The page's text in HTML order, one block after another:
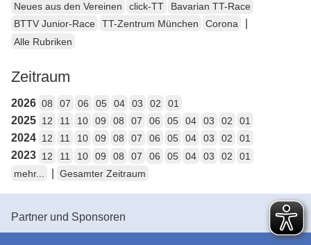
Neues aus den Vereinen
click-TT
Bavarian TT-Race
BTTV Junior-Race
TT-Zentrum München Corona
Alle Rubriken
Zeitraum
2026 08 07 06 05 04 03 02 01
2025 12 11 10 09 08 07 06 05 04 03 02 01
2024 12 11 10 09 08 07 06 05 04 03 02 01
2023 12 11 10 09 08 07 06 05 04 03 02
01
mehr...
Gesamter Zeitraum
Partner und Sponsoren